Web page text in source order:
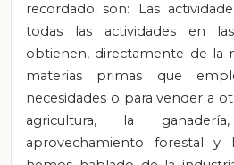
recordado son: Las
todas las actividades en
obtienen, directamente de la
materias primas que
necesidades o para vender a
agricultura, la
aprovechamiento forestal y